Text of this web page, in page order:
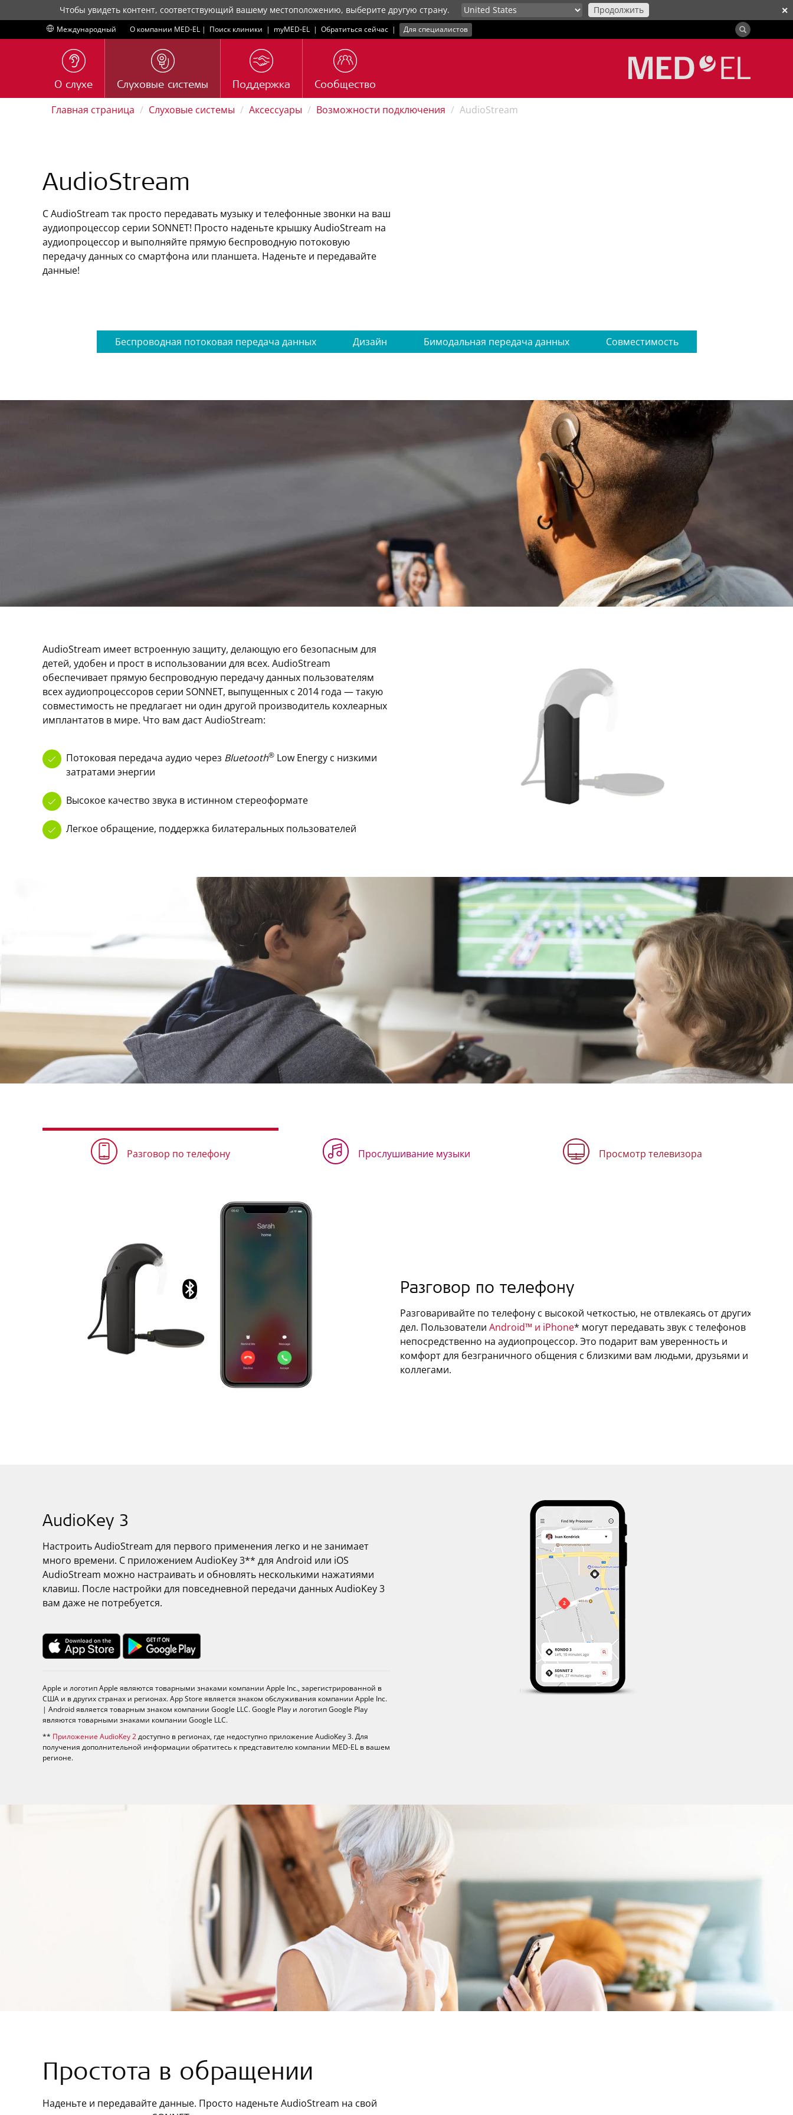
✕
Чтобы увидеть контент, соответствующий вашему местоположению, выберите другую страну. Продолжить
Международный О компании MED-EL | Поиск клиники | myMED‑EL | Обратиться сейчас | Для специалистов
О слухе Слуховые системы Поддержка Сообщество
Главная страница Слуховые системы Аксессуары Возможности подключения AudioStream
AudioStream
С AudioStream так просто передавать музыку и телефонные звонки на ваш
аудиопроцессор серии SONNET! Просто наденьте крышку AudioStream на
аудиопроцессор и выполняйте прямую беспроводную потоковую
передачу данных со смартфона или планшета. Наденьте и передавайте
данные!
Беспроводная потоковая передача данных Дизайн Бимодальная передача данных Совместимость
AudioStream имеет встроенную защиту, делающую его безопасным для
детей, удобен и прост в использовании для всех. AudioStream
обеспечивает прямую беспроводную передачу данных пользователям
всех аудиопроцессоров серии SONNET, выпущенных с 2014 года — такую
совместимость не предлагает ни один другой производитель кохлеарных
имплантатов в мире. Что вам даст AudioStream:
Потоковая передача аудио через Bluetooth® Low Energy с низкими
затратами энергии
Высокое качество звука в истинном стереоформате
Легкое обращение, поддержка билатеральных пользователей
Разговор по телефону Прослушивание музыки Просмотр телевизора
Разговор по телефону
Разговаривайте по телефону с высокой четкостью, не отвлекаясь от других
дел. ПользователиAndroid™ и iPhone* могут передавать звук с телефонов
непосредственно на аудиопроцессор. Это подарит вам уверенность и
комфорт для безграничного общения с близкими вам людьми, друзьями и
коллегами.
AudioKey 3
Настроить AudioStream для первого применения легко и не занимает
много времени. С приложением AudioKey 3** для Android или iOS
AudioStream можно настраивать и обновлять несколькими нажатиями
клавиш. После настройки для повседневной передачи данных AudioKey 3
вам даже не потребуется.
Apple и логотип Apple являются товарными знаками компании Apple Inc., зарегистрированной в
США и в других странах и регионах. App Store является знаком обслуживания компании Apple Inc.
| Android является товарным знаком компании Google LLC. Google Play и логотип Google Play
являются товарными знаками компании Google LLC.
** Приложение AudioKey 2доступно в регионах, где недоступно приложение AudioKey 3. Для
получения дополнительной информации обратитесь к представителю компании MED-EL в вашем
регионе.
Простота в обращении
Наденьте и передавайте данные. Просто наденьте AudioStream на свой